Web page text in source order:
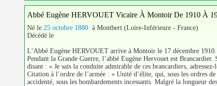
Abbé Eugène HERVOUET Vicaire À Montoir De 1910 À
Né le 25 octobre 1880 à Montbert (Loire-Inférieure - France)
Décédé le
L’Abbé Eugène HERVOUET arrive à Montoir le 17 décembre
Pendant la Grande Guerre, l’abbé Eugène Hervouet est
disant : « Je sais la conduite admirable de ces brancardiers,
Citation à l’ordre de l’armée : « Unité d’élite, qui, sous les ordres
accidenté, sous les bombardements incessants. Malgré la longueur